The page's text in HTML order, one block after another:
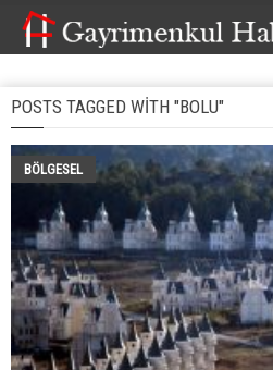
POSTS TAGGED WITH "BOLU"
BÖLGESEL